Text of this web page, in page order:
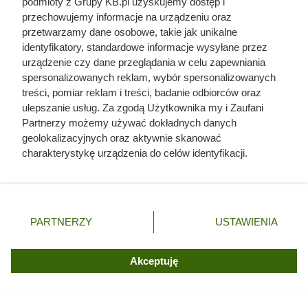
które potrafi zaszkodzić bardziej niż chwilowy niedobór
składników.
Egzotyczne storczyki mają wymagania typowe dla roślin
tropikalnych, fot. PhotoSG
przechowujemy informacje na urządzeniu oraz
przetwarzamy dane osobowe, takie jak unikalne
identyfikatory, standardowe informacje wysyłane przez
urządzenie czy dane przeglądania w celu zapewniania
spersonalizowanych reklam, wybór spersonalizowanych
treści, pomiar reklam i treści, badanie odbiorców oraz
ulepszanie usług. Za zgodą Użytkownika my i Zaufani
Partnerzy możemy używać dokładnych danych
geolokalizacyjnych oraz aktywnie skanować
charakterystykę urządzenia do celów identyfikacji.
zmienić/wycofać klikając przycisk ustawień prywatności
znajdujący się w lewym dolnym rogu strony. Niektóre
użytkownika, ale masz prawo sprzeciwić się takiemu
przetwarzaniu. Preferencje będą miały zastosowania tylko
PARTNERZY USTAWIENIA
Akceptuję